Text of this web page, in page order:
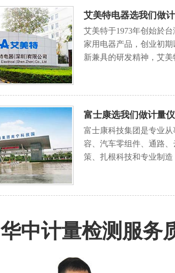
艾美特电器选我们做
艾美特于1973年创始於
家用电器产品，创业初
新兼具的研发精神，艾美
富士康选我们做计量
富士康科技集团是专业
容、汽车零组件、通路
策、扎根科技和专业制造
华中计量检测服务